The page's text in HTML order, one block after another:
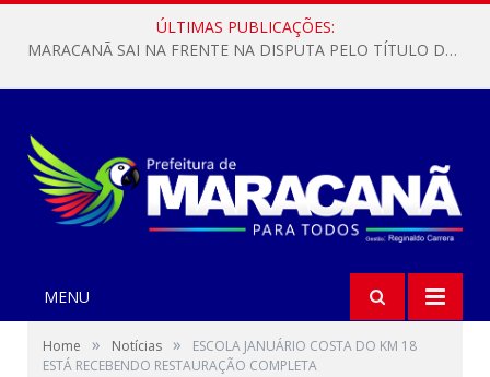
ÚLTIMAS PUBLICAÇÕES:
MARACANÃ SAI NA FRENTE NA DISPUTA PELO TÍTULO DA COPA PARÁ SUB-17!
MENU
Home » Notícias »
ESCOLA JANUÁRIO COSTA DO KM 18
ESTÁ RECEBENDO RESTAURAÇÃO COMPLETA